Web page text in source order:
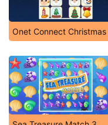
Onet Connect Christmas